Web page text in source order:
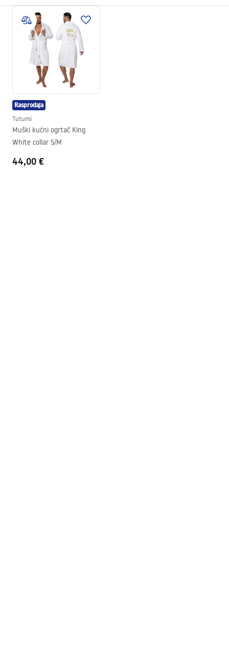
Veličina
Materijal
Rukav
Bočni džepovi
Model
Jamstvo
Rasprodaja
Tutumi
Muški kućni ogrtač King
White collar S/M
44,00 €